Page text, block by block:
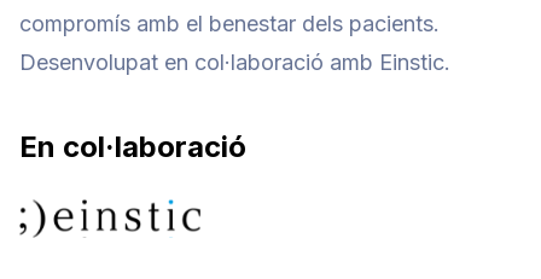
compromís amb el benestar dels pacients.
Desenvolupat en col·laboració amb Einstic.
En col·laboració